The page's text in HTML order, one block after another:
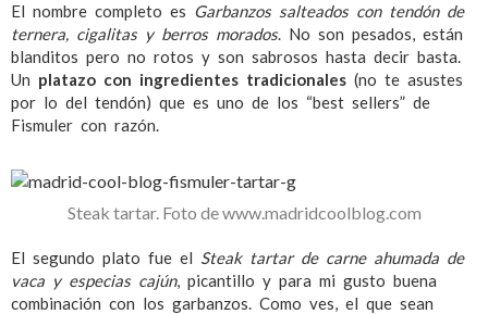
El nombre completo es Garbanzos salteados con tendón de
ternera, cigalitas y berros morados. No son pesados, están
blanditos pero no rotos y son sabrosos hasta decir basta.
Un platazo con ingredientes tradicionales (no te asustes
por lo del tendón) que es uno de los “best sellers” de
Fismuler con razón.
Steak tartar. Foto de www.madridcoolblog.com
El segundo plato fue el Steak tartar de carne ahumada de
vaca y especias cajún, picantillo y para mi gusto buena
combinación con los garbanzos. Como ves, el que sean